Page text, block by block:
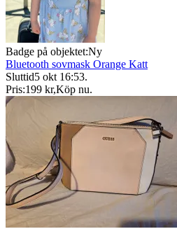
Badge på objektet:Ny
Bluetooth sovmask Orange Katt
Sluttid5 okt 16:53.
Pris:199 kr,Köp nu.